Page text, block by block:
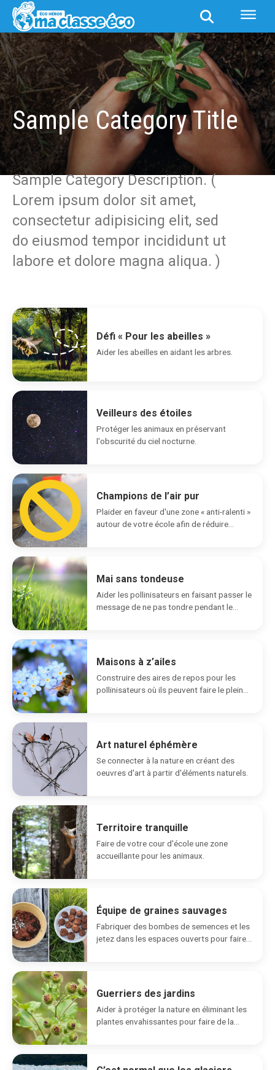
Sample Category Title
Sample Category Description. (
Lorem ipsum dolor sit amet,
consectetur adipisicing elit, sed
do eiusmod tempor incididunt ut
labore et dolore magna aliqua. )
Défi « Pour les abeilles »
Aider les abeilles en aidant les arbres.
Veilleurs des étoiles
Protéger les animaux en préservant
l'obscurité du ciel nocturne.
Champions de l’air pur
Plaider en faveur d'une zone « anti-ralenti »
autour de votre école afin de réduire...
Mai sans tondeuse
Aider les pollinisateurs en faisant passer le
message de ne pas tondre pendant le
Maisons à z’ailes
Construire des aires de repos pour les
pollinisateurs où ils peuvent faire le plein
Art naturel éphémère
Se connecter à la nature en créant des
oeuvres d'art à partir d'éléments naturels.
Territoire tranquille
Faire de votre cour d'école une zone
accueillante pour les animaux.
Équipe de graines sauvages
Fabriquer des bombes de semences et les
jetez dans les espaces ouverts pour faire
Guerriers des jardins
Aider à protéger la nature en éliminant les
plantes envahissantes pour faire de la